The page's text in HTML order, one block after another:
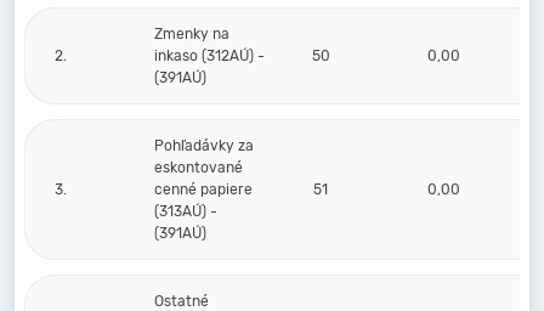
2.
Zmenky na
inkaso (312AÚ) -
(391AÚ)
50 0,00
3.
Pohľadávky za
eskontované
cenné papiere
(313AÚ) -
(391AÚ)
51 0,00
Ostatné